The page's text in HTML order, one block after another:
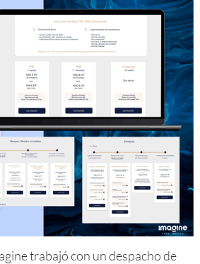
trabajó con un despacho de